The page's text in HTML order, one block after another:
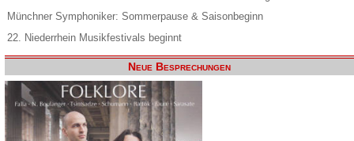
Münchner Symphoniker: Sommerpause & Saisonbeginn
22. Niederrhein Musikfestivals beginnt
Neue Besprechungen